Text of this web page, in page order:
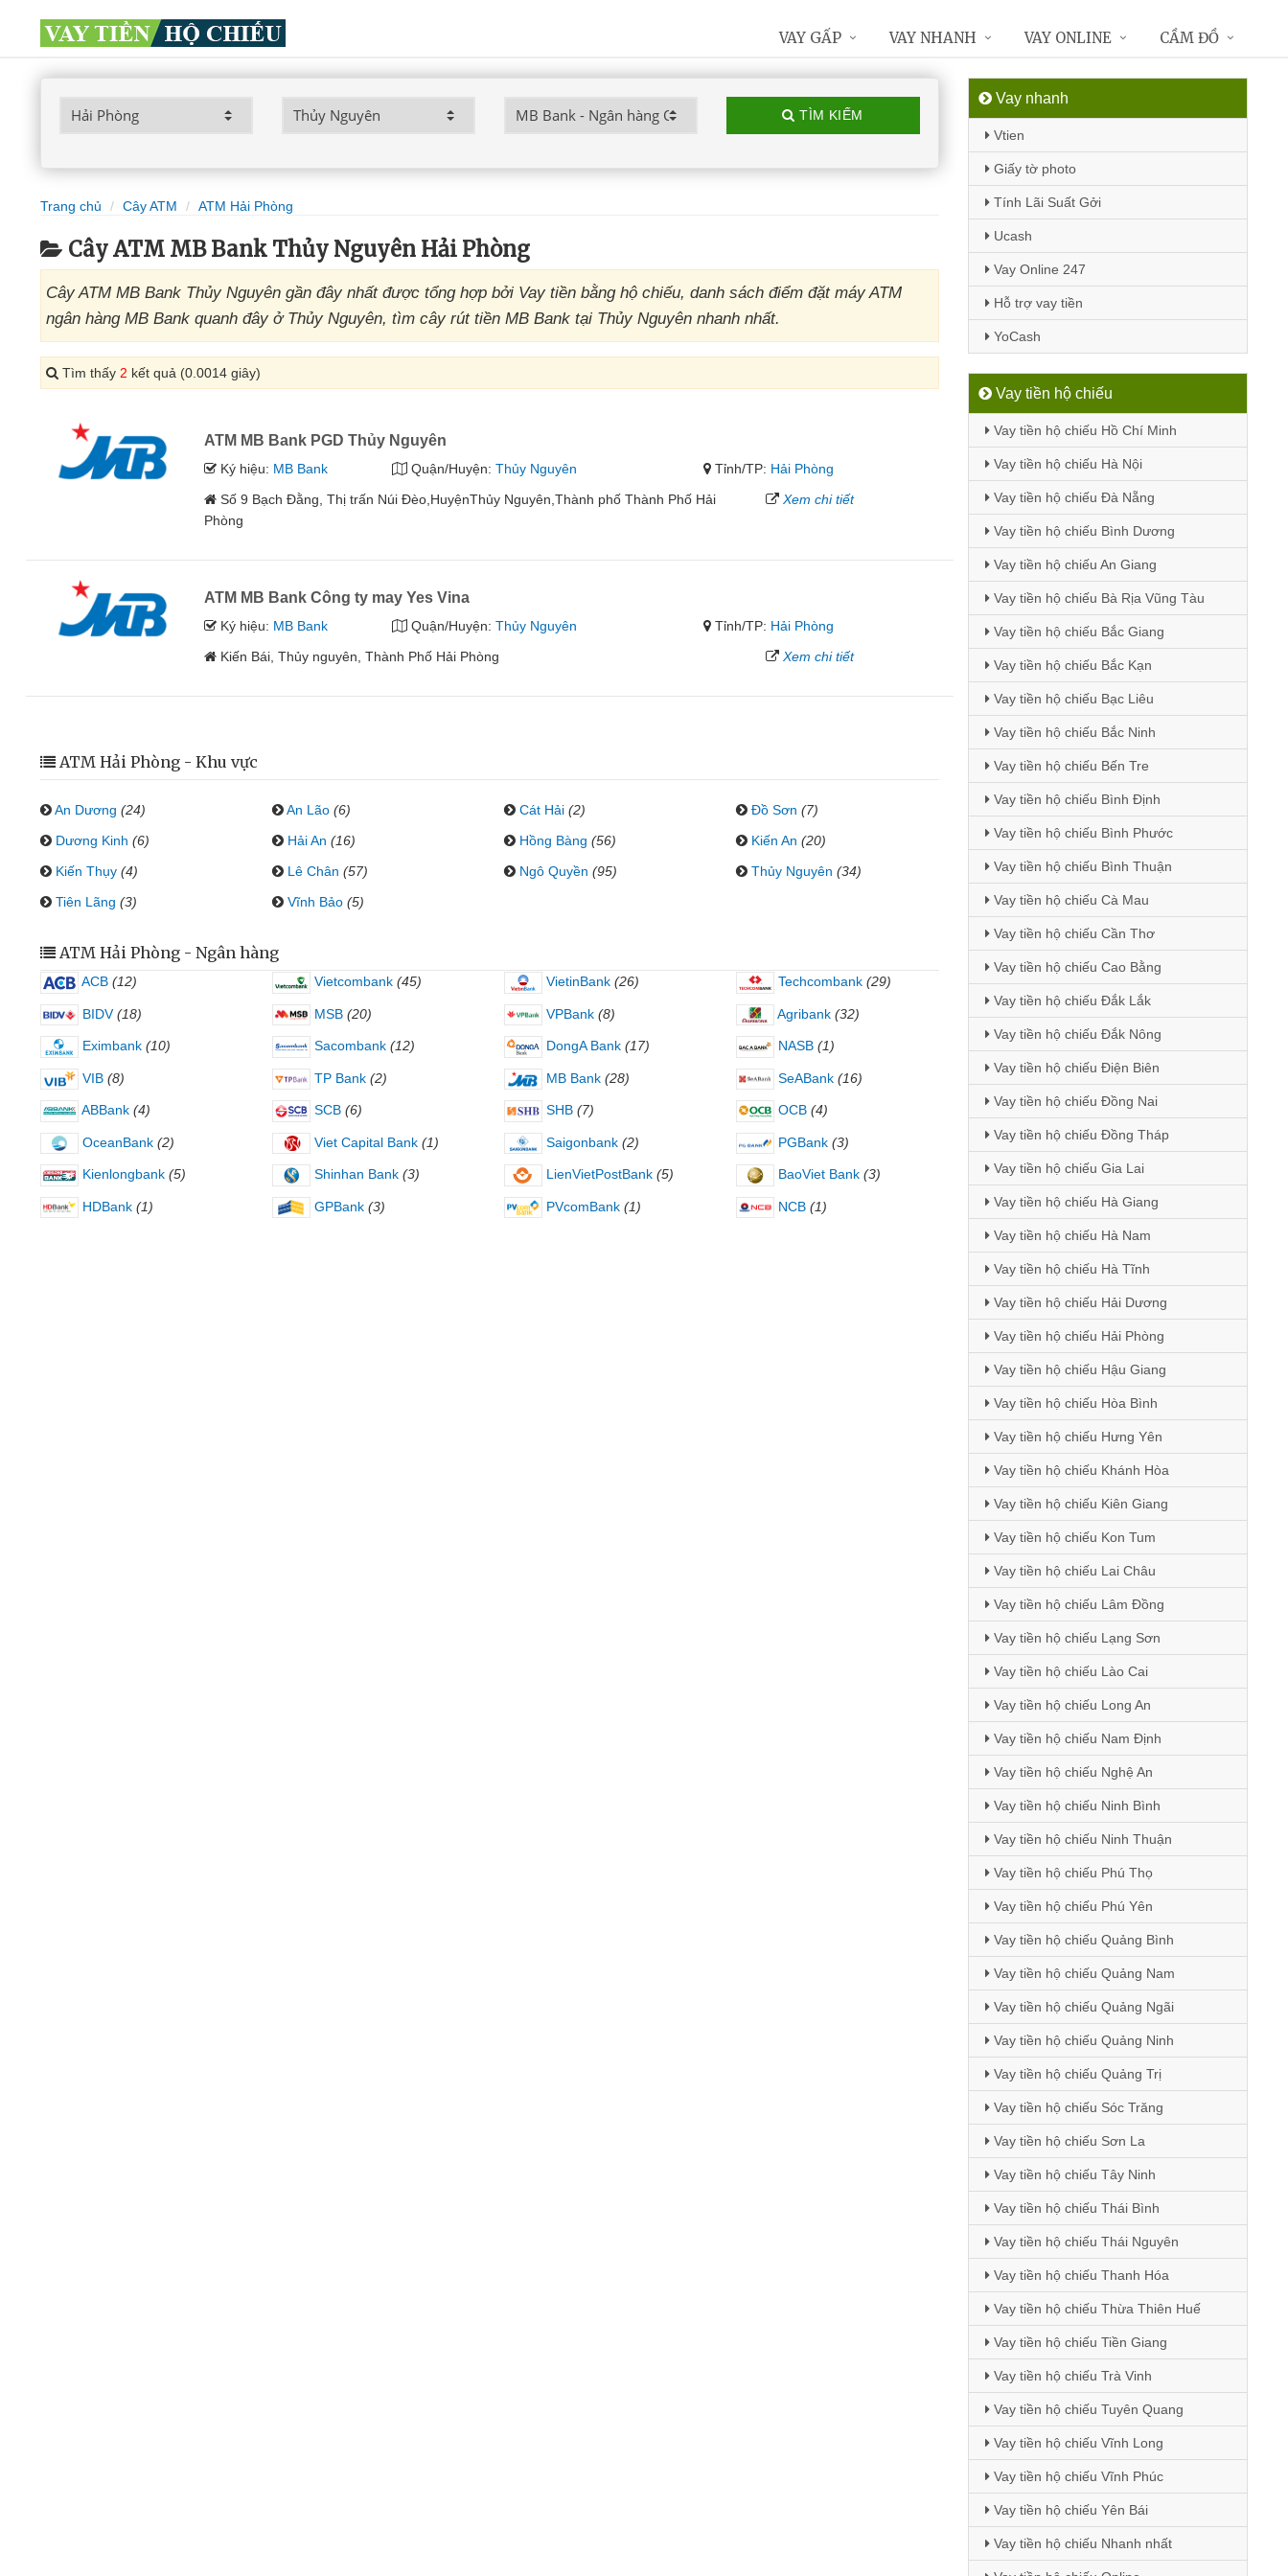
TÌM KIẾM
Trang chủ Cây ATM ATM Hải Phòng
Cây ATM MB Bank Thủy Nguyên Hải Phòng
Cây ATM MB Bank Thủy Nguyên gần đây nhất được tổng hợp bởi Vay tiền bằng hộ chiếu, danh sách điểm đặt máy ATM
ngân hàng MB Bank quanh đây ở Thủy Nguyên, tìm cây rút tiền MB Bank tại Thủy Nguyên nhanh nhất.
Tìm thấy 2 kết quả (0.0014 giây)
ATM MB Bank PGD Thủy Nguyên
Ký hiệu: MB Bank Quận/Huyện: Thủy Nguyên Tỉnh/TP: Hải Phòng
Số 9 Bạch Đằng, Thị trấn Núi Đèo,HuyệnThủy Nguyên,Thành phố Thành Phố Hải
Phòng
Xem chi tiết
ATM MB Bank Công ty may Yes Vina
Ký hiệu: MB Bank Quận/Huyện: Thủy Nguyên Tỉnh/TP: Hải Phòng
Kiến Bái, Thủy nguyên, Thành Phố Hải Phòng
Xem chi tiết
ATM Hải Phòng - Khu vực
An Dương (24) An Lão (6) Cát Hải (2) Đồ Sơn (7)
Dương Kinh (6) Hải An (16) Hồng Bàng (56) Kiến An (20)
Kiến Thụy (4) Lê Chân (57) Ngô Quyền (95) Thủy Nguyên (34)
Tiên Lãng (3) Vĩnh Bảo (5)
ATM Hải Phòng - Ngân hàng
ACB (12) Vietcombank (45) VietinBank (26) Techcombank (29)
BIDV (18) MSB (20) VPBank (8) Agribank (32)
Eximbank (10) Sacombank (12) DongA Bank (17) NASB (1)
VIB (8) TP Bank (2) MB Bank (28) SeABank (16)
ABBank (4) SCB (6) SHB (7) OCB (4)
OceanBank (2) Viet Capital Bank (1) Saigonbank (2) PGBank (3)
Kienlongbank (5) Shinhan Bank (3) LienVietPostBank (5) BaoViet Bank (3)
HDBank (1) GPBank (3) PVcomBank (1) NCB (1)
Vay nhanh
Vtien
Giấy tờ photo
Tính Lãi Suất Gởi
Ucash
Vay Online 247
Hỗ trợ vay tiền
YoCash
Vay tiền hộ chiếu
Vay tiền hộ chiếu Hồ Chí Minh
Vay tiền hộ chiếu Hà Nội
Vay tiền hộ chiếu Đà Nẵng
Vay tiền hộ chiếu Bình Dương
Vay tiền hộ chiếu An Giang
Vay tiền hộ chiếu Bà Rịa Vũng Tàu
Vay tiền hộ chiếu Bắc Giang
Vay tiền hộ chiếu Bắc Kạn
Vay tiền hộ chiếu Bạc Liêu
Vay tiền hộ chiếu Bắc Ninh
Vay tiền hộ chiếu Bến Tre
Vay tiền hộ chiếu Bình Định
Vay tiền hộ chiếu Bình Phước
Vay tiền hộ chiếu Bình Thuận
Vay tiền hộ chiếu Cà Mau
Vay tiền hộ chiếu Cần Thơ
Vay tiền hộ chiếu Cao Bằng
Vay tiền hộ chiếu Đắk Lắk
Vay tiền hộ chiếu Đắk Nông
Vay tiền hộ chiếu Điện Biên
Vay tiền hộ chiếu Đồng Nai
Vay tiền hộ chiếu Đồng Tháp
Vay tiền hộ chiếu Gia Lai
Vay tiền hộ chiếu Hà Giang
Vay tiền hộ chiếu Hà Nam
Vay tiền hộ chiếu Hà Tĩnh
Vay tiền hộ chiếu Hải Dương
Vay tiền hộ chiếu Hải Phòng
Vay tiền hộ chiếu Hậu Giang
Vay tiền hộ chiếu Hòa Bình
Vay tiền hộ chiếu Hưng Yên
Vay tiền hộ chiếu Khánh Hòa
Vay tiền hộ chiếu Kiên Giang
Vay tiền hộ chiếu Kon Tum
Vay tiền hộ chiếu Lai Châu
Vay tiền hộ chiếu Lâm Đồng
Vay tiền hộ chiếu Lạng Sơn
Vay tiền hộ chiếu Lào Cai
Vay tiền hộ chiếu Long An
Vay tiền hộ chiếu Nam Định
Vay tiền hộ chiếu Nghệ An
Vay tiền hộ chiếu Ninh Bình
Vay tiền hộ chiếu Ninh Thuận
Vay tiền hộ chiếu Phú Thọ
Vay tiền hộ chiếu Phú Yên
Vay tiền hộ chiếu Quảng Bình
Vay tiền hộ chiếu Quảng Nam
Vay tiền hộ chiếu Quảng Ngãi
Vay tiền hộ chiếu Quảng Ninh
Vay tiền hộ chiếu Quảng Trị
Vay tiền hộ chiếu Sóc Trăng
Vay tiền hộ chiếu Sơn La
Vay tiền hộ chiếu Tây Ninh
Vay tiền hộ chiếu Thái Bình
Vay tiền hộ chiếu Thái Nguyên
Vay tiền hộ chiếu Thanh Hóa
Vay tiền hộ chiếu Thừa Thiên Huế
Vay tiền hộ chiếu Tiền Giang
Vay tiền hộ chiếu Trà Vinh
Vay tiền hộ chiếu Tuyên Quang
Vay tiền hộ chiếu Vĩnh Long
Vay tiền hộ chiếu Vĩnh Phúc
Vay tiền hộ chiếu Yên Bái
Vay tiền hộ chiếu Nhanh nhất
VAY GẤP VAY NHANH VAY ONLINE CẦM ĐỒ